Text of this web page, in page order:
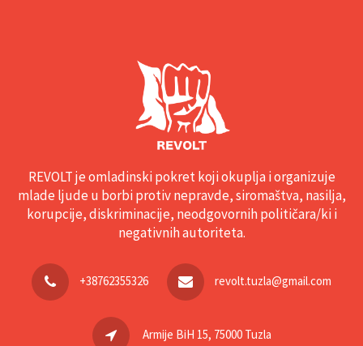
REVOLT je omladinski pokret koji okuplja i organizuje
mlade ljude u borbi protiv nepravde, siromaštva, nasilja,
korupcije, diskriminacije, neodgovornih političara/ki i
negativnih autoriteta.
+38762355326 revolt.tuzla@gmail.com
Armije BiH 15, 75000 Tuzla